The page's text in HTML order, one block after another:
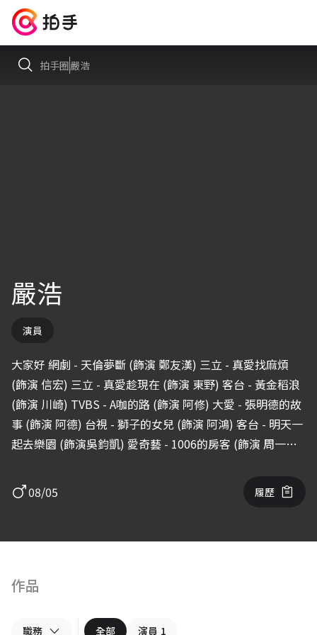
拍手圈嚴浩
嚴浩
演員
大家好 網劇 - 天倫夢斷 (飾演 鄭友漢) 三立 - 真愛找麻煩
(飾演 信宏) 三立 - 真愛趁現在 (飾演 東野) 客台 - 黃金稻浪
(飾演 川崎) TVBS - A咖的路 (飾演 阿修) 大愛 - 張明德的故
事 (飾演 阿德) 台視 - 獅子的女兒 (飾演 阿鴻) 客台 - 明天一
起去樂園 (飾演吳鈞凱) 愛奇藝 - 1006的房客 (飾演 周一傑)
阿福) 網路劇 - 推理筆記 (飾演 徐江) 三立 - 跟鯊魚接吻 (飾
演 廖希俊) 網路電影 - 邱比特傳人 (飾演 俊傑) 公視 - 我們
peter) 2022(近期作品更新) 零下一九七(飾演先保密) 三立
08/05 履歷
作品
職務 全部 演員 1